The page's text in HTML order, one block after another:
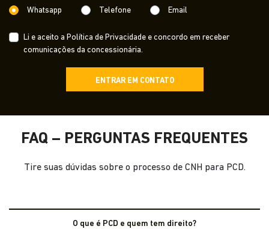
Whatsapp Telefone Email
Li e aceito a Política de Privacidade e concordo em receber
comunicações da concessionária.
ENTRAR EM CONTATO
FAQ – PERGUNTAS FREQUENTES
Tire suas dúvidas sobre o processo de CNH para PCD.
O que é PCD e quem tem direito?